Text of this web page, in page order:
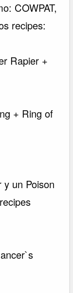
COWPAT,
recipes:
Rapier +
+ Ring of
un Poison